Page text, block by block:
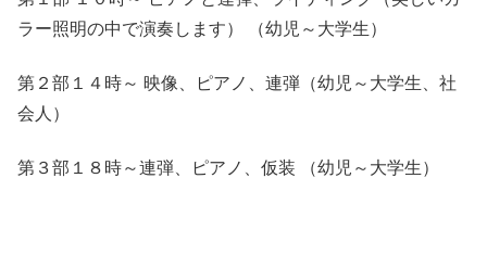
ラー照明の中で演奏します） （幼児～大学生）
第２部１４時～ 映像、ピアノ、連弾（幼児～大学生、社
会人）
第３部１８時～連弾、ピアノ、仮装 （幼児～大学生）